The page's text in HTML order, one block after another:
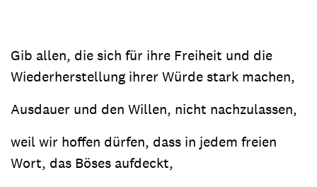
Gib allen, die sich für ihre Freiheit und die
Wiederherstellung ihrer Würde stark machen,
Ausdauer und den Willen, nicht nachzulassen,
weil wir hoffen dürfen, dass in jedem freien
Wort, das Böses aufdeckt,